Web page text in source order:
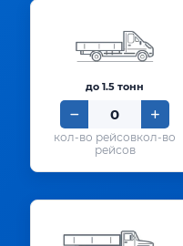
до 1.5 тонн
кол-во
рейсов